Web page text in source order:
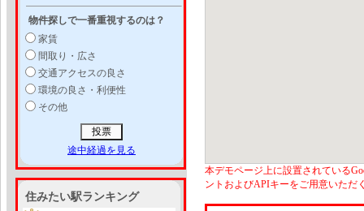
物件探しで一番重視するのは？
家賃
間取り・広さ
交通アクセスの良さ
環境の良さ・利便性
その他
途中経過を見る
住みたい駅ランキング
本デモページ上に設置されている
ントおよびAPIキーをご用意いただ